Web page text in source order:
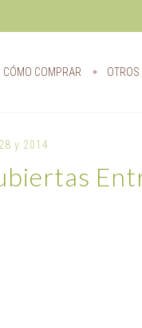
CÓMO COMPRAR
y 2014